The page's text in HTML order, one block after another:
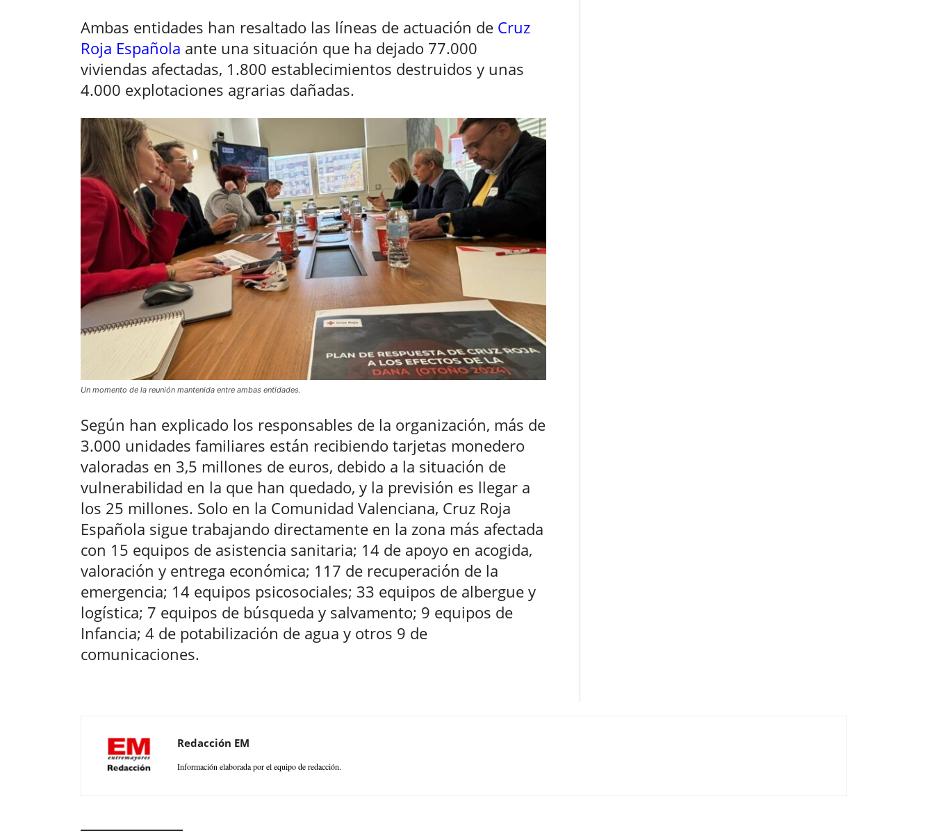
Ambas entidades han resaltado las líneas de actuación de Cruz
Roja Española ante una situación que ha dejado 77.000
viviendas afectadas, 1.800 establecimientos destruidos y unas
4.000 explotaciones agrarias dañadas.
Un momento de la reunión mantenida entre ambas entidades.
Según han explicado los responsables de la organización, más de
3.000 unidades familiares están recibiendo tarjetas monedero
valoradas en 3,5 millones de euros, debido a la situación de
vulnerabilidad en la que han quedado, y la previsión es llegar a
los 25 millones. Solo en la Comunidad Valenciana, Cruz Roja
Española sigue trabajando directamente en la zona más afectada
con 15 equipos de asistencia sanitaria; 14 de apoyo en acogida,
valoración y entrega económica; 117 de recuperación de la
emergencia; 14 equipos psicosociales; 33 equipos de albergue y
logística; 7 equipos de búsqueda y salvamento; 9 equipos de
Infancia; 4 de potabilización de agua y otros 9 de
comunicaciones.
Redacción EM
Información elaborada por el equipo de redacción.